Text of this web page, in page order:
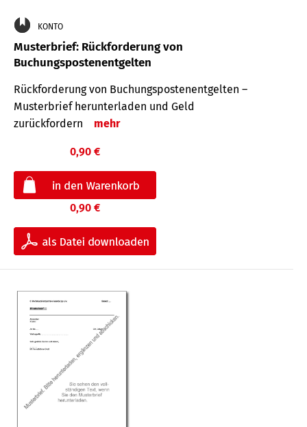
KONTO
Musterbrief: Rückforderung von
Buchungspostenentgelten
Rückforderung von Buchungspostenentgelten –
Musterbrief herunterladen und Geld
zurückfordern
mehr
0,90 €
0,90 €